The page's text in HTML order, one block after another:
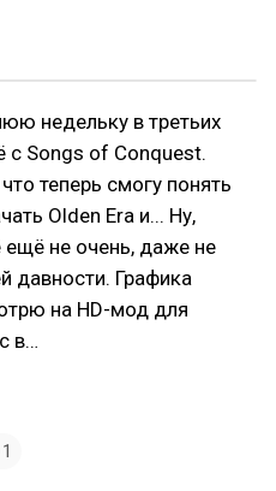
недельку в третьих
с Songs of Conquest.
теперь смогу понять
Olden Era и... Ну,
ещё не очень, даже не
давности. Графика
на HD-мод для
в…
1